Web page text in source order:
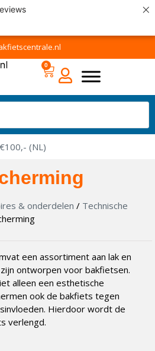
×
0
(NL)
& onderdelen / Technische
een assortiment aan lak en
ontworpen voor bakfietsen.
alleen een esthetische
ook de bakfiets tegen
Hierdoor wordt de
verlengd.